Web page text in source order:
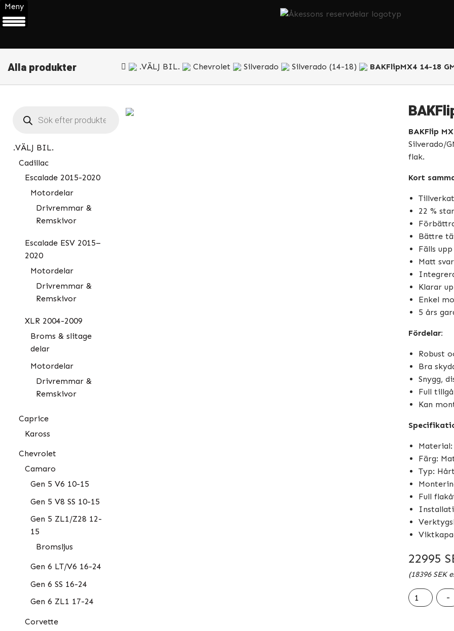
Alla produkter .VÄLJ BIL. Chevrolet Silverado Silverado (14-18) BAKFlipMX4 14-18
search
.VÄLJ BIL.
Cadillac
Escalade 2015-2020
Motordelar
Drivremmar &
Remskivor
Escalade ESV 2015–
2020
Motordelar
Drivremmar &
Remskivor
XLR 2004-2009
Broms & slitage
delar
Motordelar
Drivremmar &
Remskivor
Caprice
Kaross
Chevrolet
Camaro
Gen 5 V6 10-15
Gen 5 V8 SS 10-15
Gen 5 ZL1/Z28 12-
15
Bromsljus
Gen 6 LT/V6 16-24
Gen 6 SS 16-24
Gen 6 ZL1 17-24
Corvette
BAKFlip
Silverado/
flak.
Kort
22 %
Bättre
Fälls
Matt
Klarar
Enkel
5 års
Fördelar:
Robust
Bra
Snygg,
Full
Kan
Färg:
Typ:
Full
22995
(18396 SEK
-
BAKFlipMX4
14-
Meny